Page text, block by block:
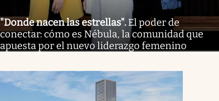
"Donde nacen las estrellas". El poder de
conectar: cómo es Nébula, la comunidad que
apuesta por el nuevo liderazgo femenino